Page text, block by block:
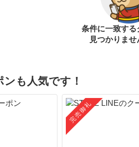
条件に一致する
見つかりませ
も人気です！
完売御礼